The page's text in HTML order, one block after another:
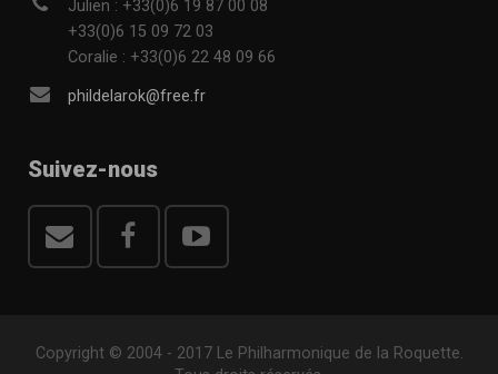
Julien : +33(0)6 19 87 00 08
+33(0)6 15 09 72 03
Coralie : +33(0)6 22 48 09 66
phildelarok@free.fr
Suivez-nous
Copyright © 2004 - 2017 Le Philharmonique de la Roquette.